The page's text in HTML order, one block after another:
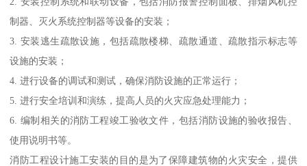
制器、灭火系统控制器等设备的安装；
3. 安装逃生疏散设施，包括疏散楼梯、疏散通道、疏散指示标志等
设施的安装；
4. 进行设备的调试和测试，确保消防设施的正常运行；
5. 进行安全培训和演练，提高人员的火灾应急处理能力；
6. 编制相关的消防工程竣工验收文件，包括消防设施的验收报告、
使用说明书等。
消防工程设计施工安装的目的是为了保障建筑物的火灾安全，提供